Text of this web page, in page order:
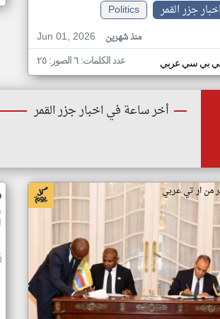
اخبار جزر القمر
Politics
Jun 01, 2026
منذ شهرين
بي سي عربي عدد الكلمات: ٦ الصور: ٢٥
أخر ساعة في اخبار جزر القمر
من ار تي عربي